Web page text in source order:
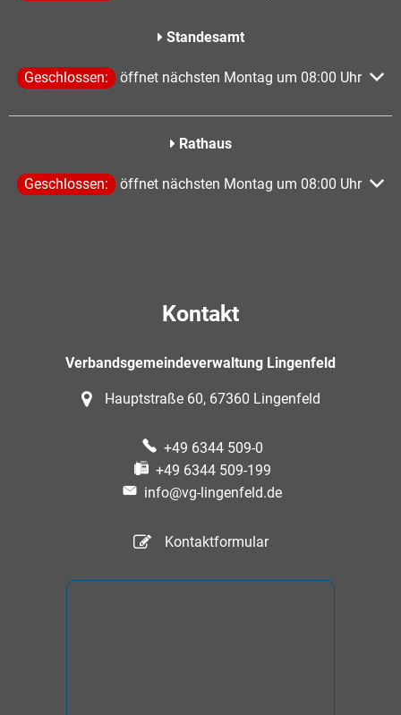
Standesamt
Klicken, um weitere Öffnungs- oder Schließzeiten
Geschlossen: öffnet nächsten Montag um 08:00 Uhr
Rathaus
Klicken, um weitere Öffnungs- oder Schließzeiten
Geschlossen: öffnet nächsten Montag um 08:00 Uhr
Kontakt
Verbandsgemeindeverwaltung Lingenfeld
Hauptstraße 60, 67360 Lingenfeld
+49 6344 509-0
+49 6344 509-199
info@vg-lingenfeld.de
Kontaktformular